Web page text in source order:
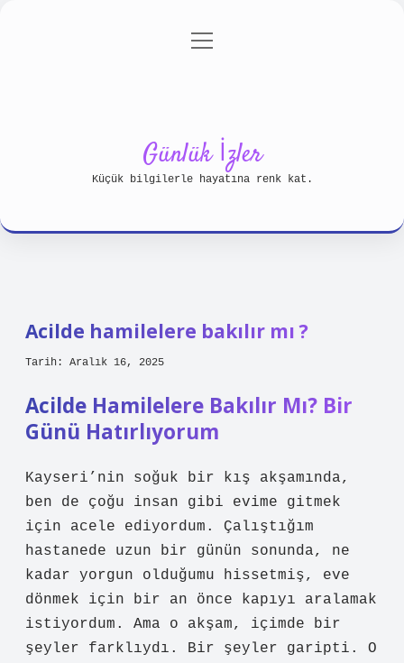
Gizlilik Politikası
menüyü
Günlük İzler
Küçük bilgilerle hayatına renk kat.
Acilde hamilelere bakılır mı ?
Tarih: Aralık 16, 2025
Acilde Hamilelere Bakılır Mı? Bir
Günü Hatırlıyorum
Kayseri’nin soğuk bir kış akşamında,
ben de çoğu insan gibi evime gitmek
için acele ediyordum. Çalıştığım
hastanede uzun bir günün sonunda, ne
kadar yorgun olduğumu hissetmiş, eve
dönmek için bir an önce kapıyı aralamak
istiyordum. Ama o akşam, içimde bir
şeyler farklıydı. Bir şeyler garipti. O